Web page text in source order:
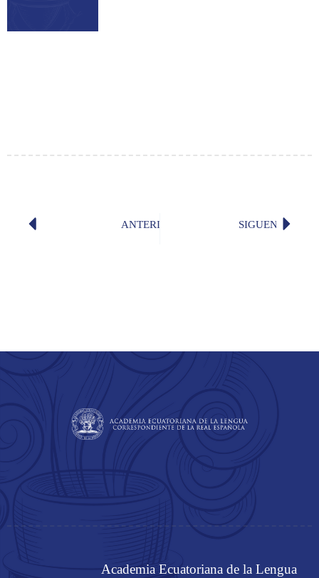
ANTERIOR La UIDE nombrará doctor «honoris
SIGUENTEVideo:
Academia Ecuatoriana de la Lengua